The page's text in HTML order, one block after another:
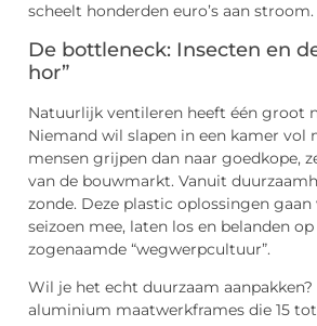
scheelt honderden euro’s aan stroom.
De bottleneck: Insecten en
hor”
Natuurlijk ventileren heeft één groot
Niemand wil slapen in een kamer vol
mensen grijpen dan naar goedkope,
van de bouwmarkt. Vanuit
zonde. Deze plastic oplossingen gaan
seizoen mee, laten los en belanden
zogenaamde “wegwerpcultuur”.
Wil je het echt duurzaam
aluminium maatwerkframes die 15